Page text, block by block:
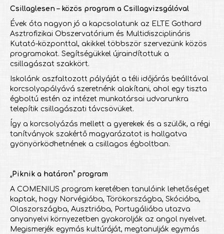
Csillaglesen – közös program a Csillagvizsgálóval
Évek óta nagyon jó a kapcsolatunk az ELTE Gothard
Asztrofizikai Obszervatórium és Multidiszciplináris
Kutató-központtal, akikkel többször szervezünk közös
programokat. Segítségükkel újraindítottuk a
csillagászat szakkört.
Iskolánk aszfaltozott pályáját a téli időjárás beálltával
korcsolyapályává szeretnénk alakítani, ahol egy tiszta
égboltú estén az intézet munkatársai udvarunkra
telepítik csillagászati távcsövüket.
Így a korcsolyázás mellett a gyerekek és a szülők, a régi
tanítványok szakértő magyarázatot is hallgatva
gyönyörködhetnének a csillagos égboltban.
„Piknik a határon” program
A COMENIUS program keretében tanulóink lehetőséget
kaptak, hogy Norvégiába, Törökországba, Skóciába,
Olaszországba, Ausztriába, Portugáliába utazva
anyanyelvi környezetben gyakorolják az angol nyelvet.
Megismerjék egymás kultúráját, megtanulják egymás